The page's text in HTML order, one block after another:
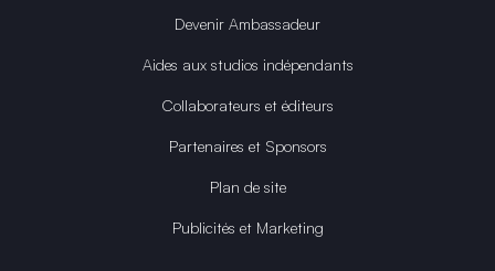
Devenir Ambassadeur
Aides aux studios indépendants
Collaborateurs et éditeurs
Partenaires et Sponsors
Plan de site
Publicités et Marketing